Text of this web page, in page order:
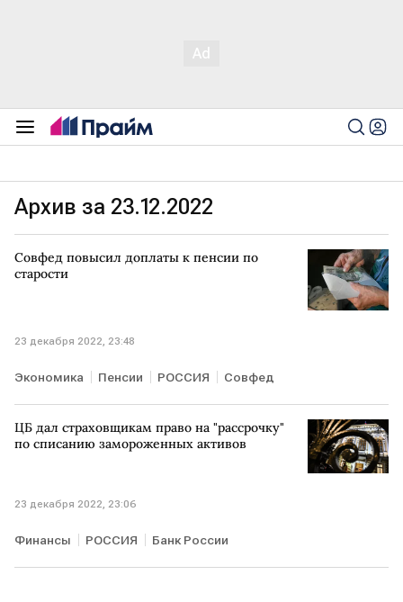
Архив за 23.12.2022
Совфед повысил доплаты к пенсии по
старости
23 декабря 2022, 23:48
Экономика Пенсии РОССИЯ Совфед
ЦБ дал страховщикам право на "рассрочку"
по списанию замороженных активов
23 декабря 2022, 23:06
Финансы РОССИЯ Банк России